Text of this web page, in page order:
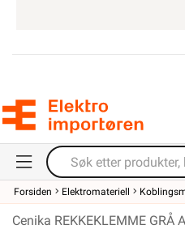
Forsiden Elektromateriell
Cenika REKKEKLEMME GRÅ